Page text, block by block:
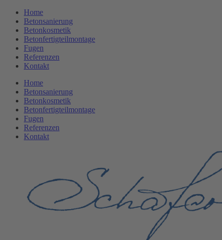
Zum
Inhalt
springen
Home
Betonsanierung
Betonkosmetik
Betonfertigteilmontage
Fugen
Referenzen
Kontakt
Home
Betonsanierung
Betonkosmetik
Betonfertigteilmontage
Fugen
Referenzen
Kontakt